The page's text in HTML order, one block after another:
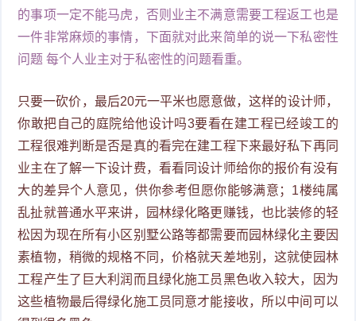
的事项一定不能马虎，否则业主不满意需要工程返工也是
一件非常麻烦的事情，下面就对此来简单的说一下私密性
问题 每个人业主对于私密性的问题看重。
只要一砍价，最后20元一平米也愿意做，这样的设计师，
你敢把自己的庭院给他设计吗3要看在建工程已经竣工的
工程很难判断是否是真的看完在建工程下来最好私下再同
业主在了解一下设计费，看看同设计师给你的报价有没有
大的差异个人意见，供你参考但愿你能够满意；1楼纯属
乱扯就普通水平来讲，园林绿化略更赚钱，也比装修的轻
松因为现在所有小区别墅公路等都需要而园林绿化主要因
素植物，稍微的规格不同，价格就天差地别，这就使园林
工程产生了巨大利润而且绿化施工员黑色收入较大，因为
这些植物最后得绿化施工员同意才能接收，所以中间可以